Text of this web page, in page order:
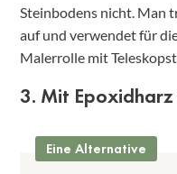
Steinbodens nicht. Man
auf und verwendet für
Malerrolle mit
3. Mit
Eine Alternative